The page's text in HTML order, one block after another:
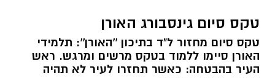
טקס סיום גינסבורג האורן
טקס סיום מחזור ל"ד בתיכון ''האורן'': תלמידי
האורן סיימו ללמוד בטקס מרשים ומרגש. ראש
העיר בהבטחה: כאשר תחזרו לעיר לא תהיה